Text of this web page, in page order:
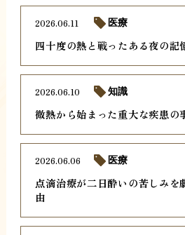
四十度の熱と戦ったある夜の記
2026.06.11 医療
微熱から始まった重大な疾患の
2026.06.10 知識
点滴治療が二日酔いの苦しみを
由
2026.06.06 医療